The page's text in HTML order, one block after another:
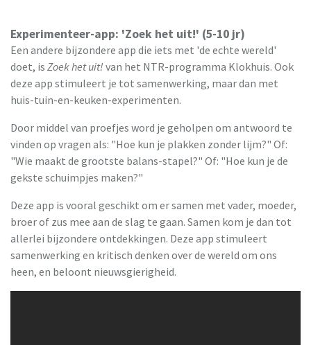
Experimenteer-app: 'Zoek het uit!' (5-10 jr)
Een andere bijzondere app die iets met 'de echte wereld'
doet, is Zoek het uit! van het NTR-programma Klokhuis. Ook
deze app stimuleert je tot samenwerking, maar dan met
huis-tuin-en-keuken-experimenten.
Door middel van proefjes word je geholpen om antwoord te
vinden op vragen als: "Hoe kun je plakken zonder lijm?" Of:
"Wie maakt de grootste balans-stapel?" Of: "Hoe kun je de
gekste schuimpjes maken?"
Deze app is vooral geschikt om er samen met vader, moeder,
broer of zus mee aan de slag te gaan. Samen kom je dan tot
allerlei bijzondere ontdekkingen. Deze app stimuleert
samenwerking en kritisch denken over de wereld om ons
heen, en beloont nieuwsgierigheid.